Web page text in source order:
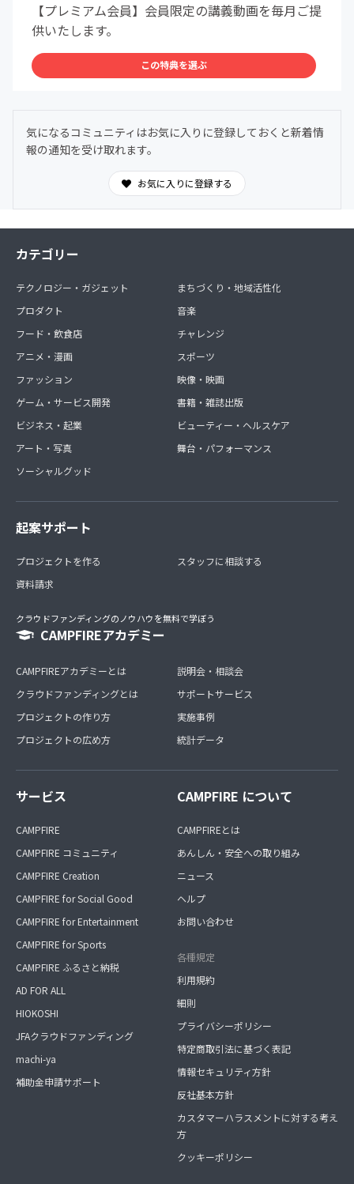
【プレミアム会員】会員限定の講義動画を毎月ご提
供いたします。
この特典を選ぶ
気になるコミュニティはお気に入りに登録しておくと新着情
報の通知を受け取れます。
お気に入りに登録する
カテゴリー
テクノロジー・ガジェット
プロダクト
フード・飲食店
アニメ・漫画
ファッション
ゲーム・サービス開発
ビジネス・起業
アート・写真
ソーシャルグッド
まちづくり・地域活性化
音楽
チャレンジ
スポーツ
映像・映画
書籍・雑誌出版
ビューティー・ヘルスケア
舞台・パフォーマンス
起案サポート
プロジェクトを作る
資料請求
スタッフに相談する
クラウドファンディングのノウハウを無料で学ぼう
CAMPFIREアカデミー
CAMPFIREアカデミーとは
クラウドファンディングとは
プロジェクトの作り方
プロジェクトの広め方
説明会・相談会
サポートサービス
実施事例
統計データ
サービス
CAMPFIRE
CAMPFIRE コミュニティ
CAMPFIRE Creation
CAMPFIRE for Social Good
CAMPFIRE for Entertainment
CAMPFIRE for Sports
CAMPFIRE ふるさと納税
AD FOR ALL
HIOKOSHI
JFAクラウドファンディング
machi-ya
補助金申請サポート
CAMPFIRE について
CAMPFIREとは
あんしん・安全への取り組み
ニュース
ヘルプ
お問い合わせ
各種規定
利用規約
細則
プライバシーポリシー
特定商取引法に基づく表記
情報セキュリティ方針
反社基本方針
カスタマーハラスメントに対する考え
方
クッキーポリシー